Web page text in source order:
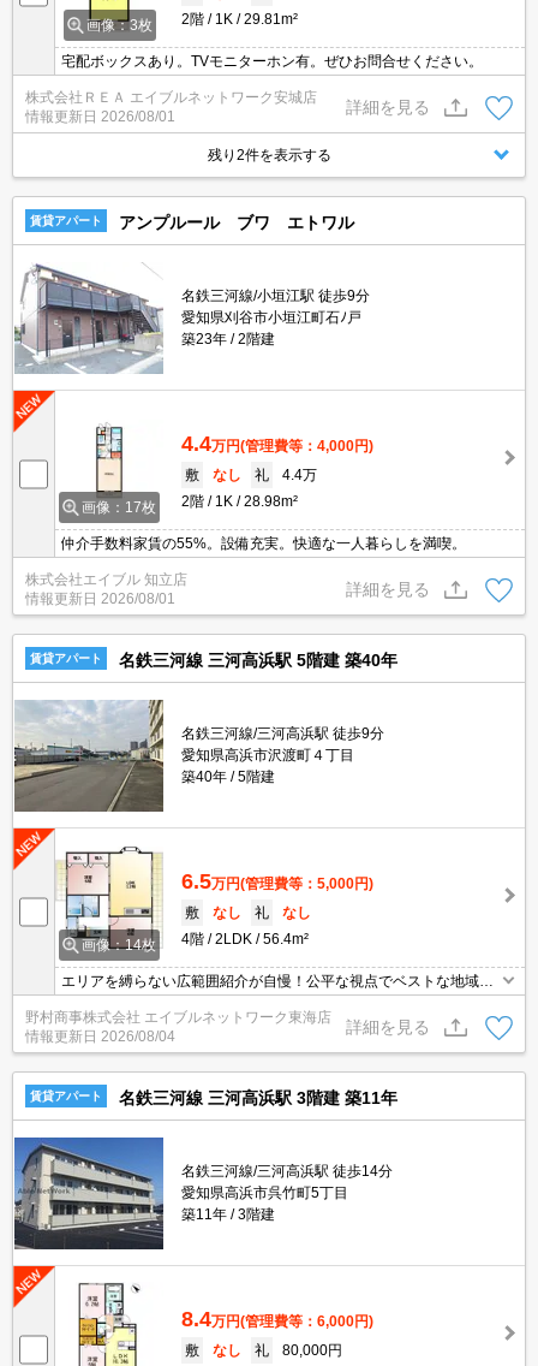
画像：3枚 2階 1K 29.81m²
宅配ボックスあり。TVモニターホン有。ぜひお問合せください。
株式会社ＲＥＡ エイブルネットワーク安城店
情報更新日 2026/08/01
詳細を見る
残り2件を表示する
賃貸アパート アンプルール ブワ エトワル
名鉄三河線/小垣江駅 徒歩9分
愛知県刈谷市小垣江町石ﾉ戸
築23年
2階建
画像：17枚
4.4万円(管理費等：4,000円)
敷
なし 礼
4.4万
2階
1K 28.98m²
仲介手数料家賃の55%。設備充実。快適な一人暮らしを満喫。
株式会社エイブル 知立店
情報更新日 2026/08/01
詳細を見る
賃貸アパート 名鉄三河線 三河高浜駅 5階建 築40年
名鉄三河線/三河高浜駅 徒歩9分
愛知県高浜市沢渡町４丁目
築40年
5階建
画像：14枚
6.5万円(管理費等：5,000円)
敷
なし 礼
なし
4階
2LDK 56.4m²
エリアを縛らない広範囲紹介が自慢！公平な視点でベストな地域を
ご提案します。現地集合・オンライン対応！
野村商事株式会社 エイブルネットワーク東海店
情報更新日 2026/08/04
詳細を見る
賃貸アパート 名鉄三河線 三河高浜駅 3階建 築11年
名鉄三河線/三河高浜駅 徒歩14分
愛知県高浜市呉竹町5丁目
築11年
3階建
8.4万円(管理費等：6,000円)
敷
なし 礼
80,000円